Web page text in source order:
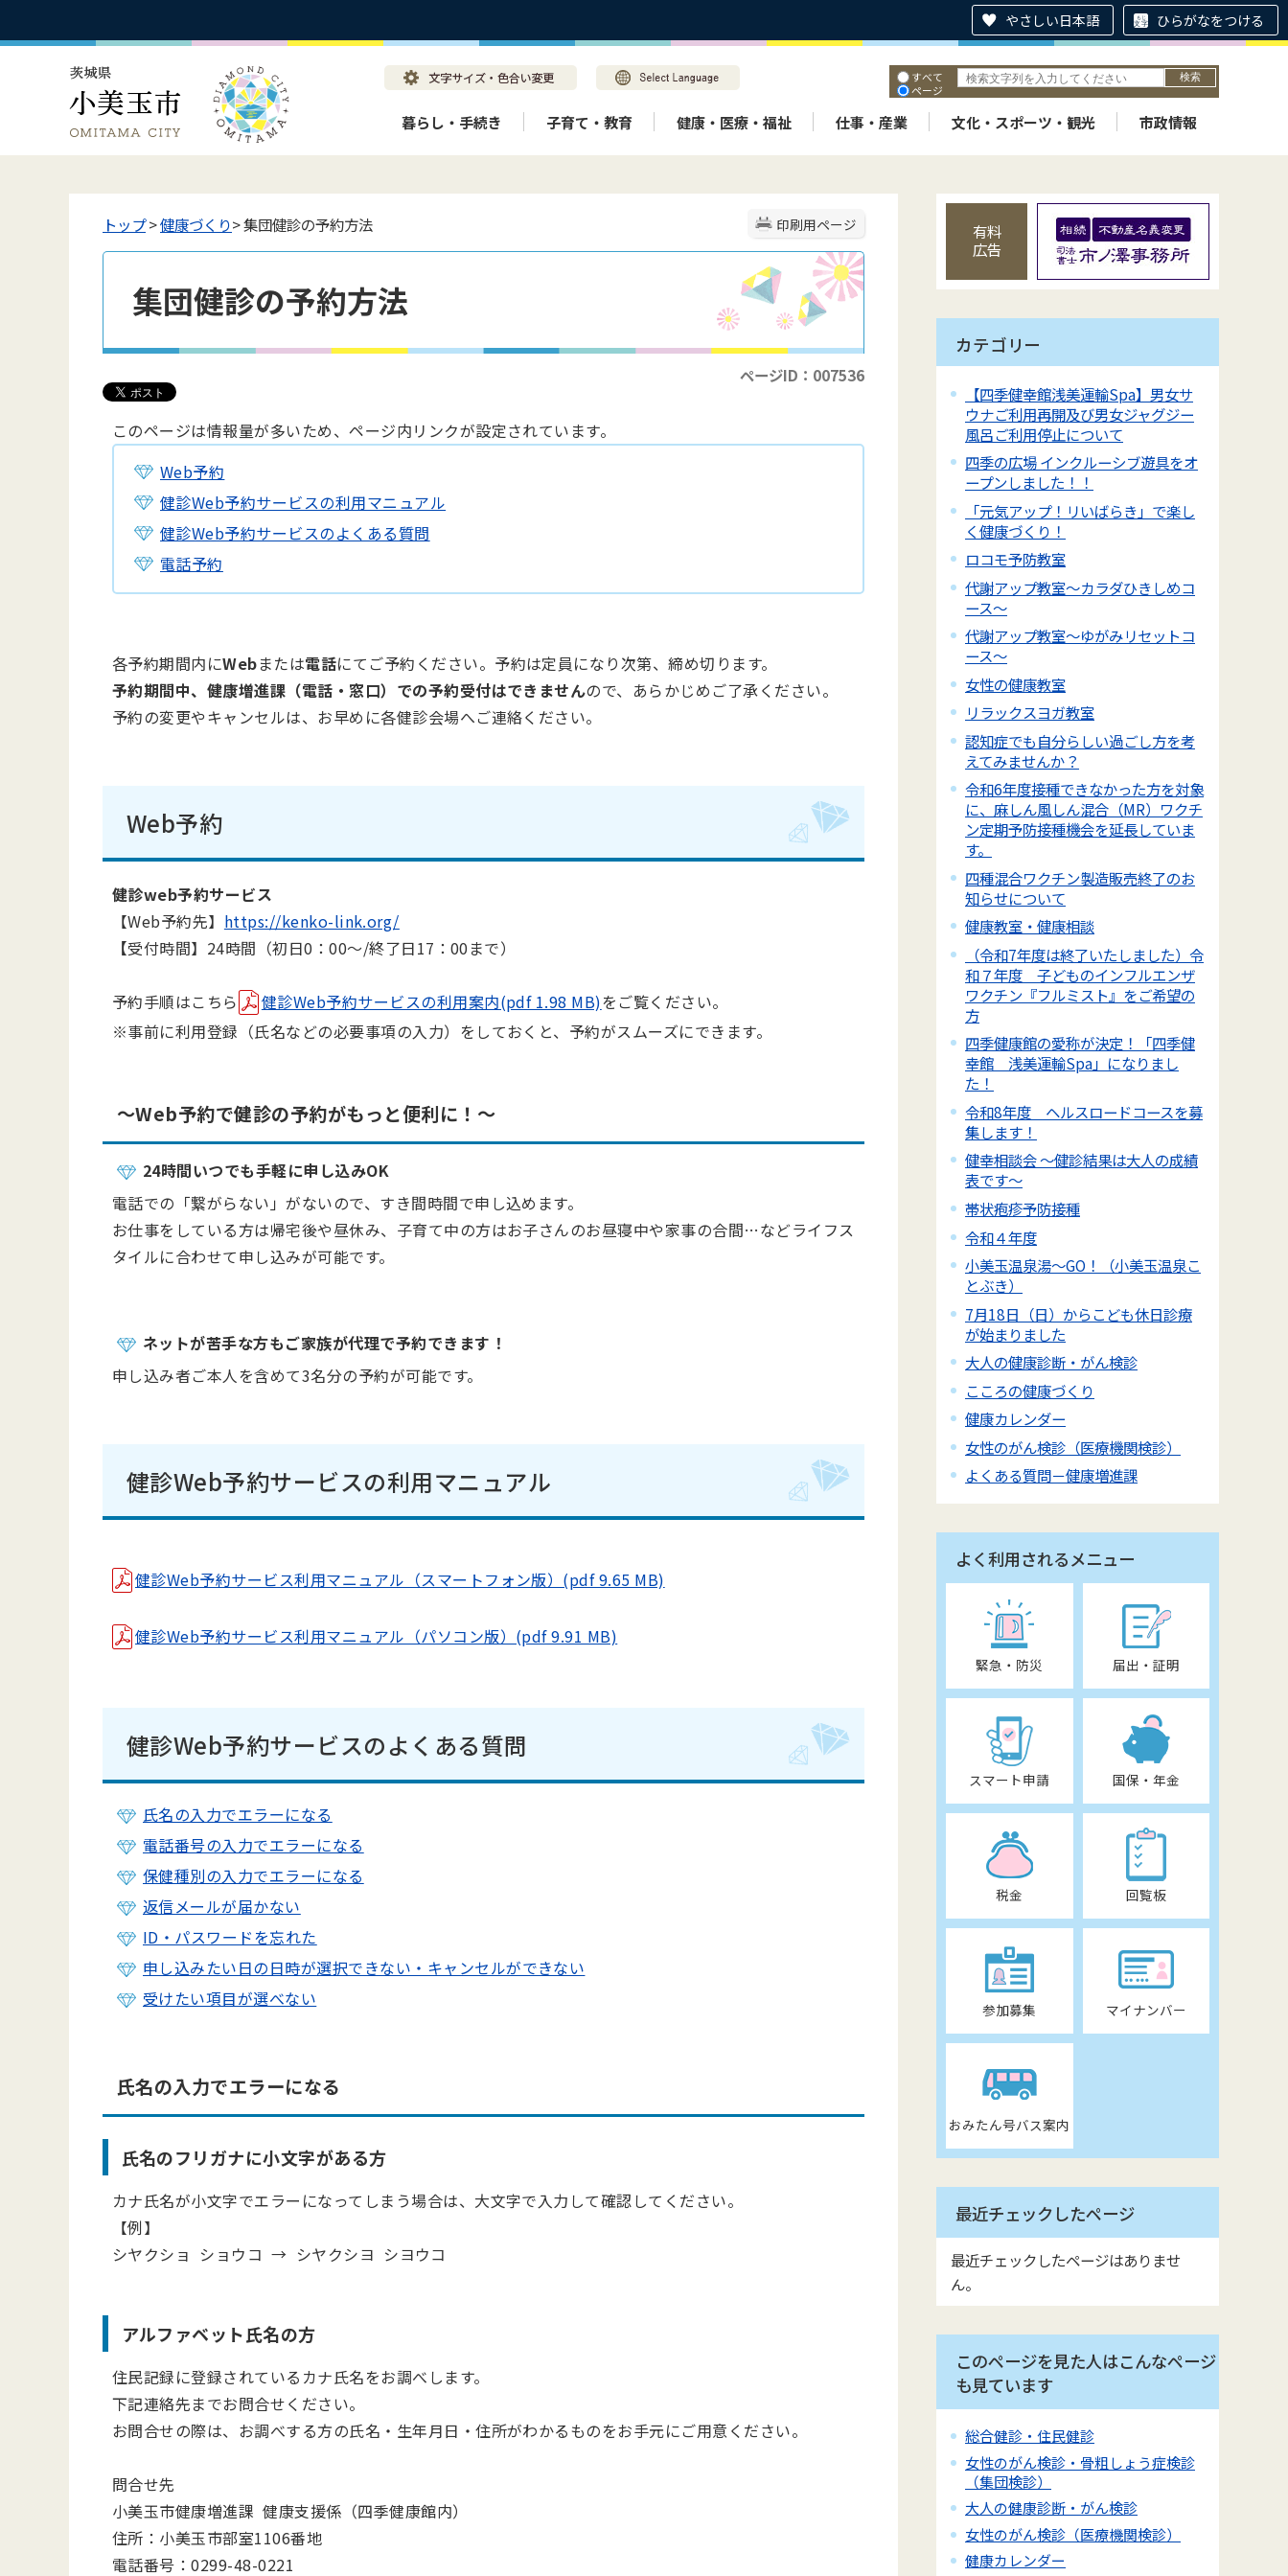
やさしい日本語 ひらがなをつける
すべて
ページ
暮らし・手続き 子育て・教育 健康・医療・福祉 仕事・産業 文化・スポーツ・観光 市政情報
印刷用ページ
トップ>健康づくり> 集団健診の予約方法
集団健診の予約方法
ページID：007536
このページは情報量が多いため、ページ内リンクが設定されています。
Web予約
健診Web予約サービスの利用マニュアル
健診Web予約サービスのよくある質問
電話予約
各予約期間内にWebまたは電話にてご予約ください。予約は定員になり次第、締め切ります。
予約期間中、健康増進課（電話・窓口）での予約受付はできませんので、あらかじめご了承ください。
予約の変更やキャンセルは、お早めに各健診会場へご連絡ください。
Web予約
健診web予約サービス
【Web予約先】 https://kenko-link.org/
【受付時間】24時間（初日0：00～/終了日17：00まで）
予約手順はこちら 健診Web予約サービスの利用案内(pdf 1.98 MB)をご覧ください。
※事前に利用登録（氏名などの必要事項の入力）をしておくと、予約がスムーズにできます。
～Web予約で健診の予約がもっと便利に！～
24時間いつでも手軽に申し込みOK
電話での「繋がらない」がないので、すき間時間で申し込めます。
お仕事をしている方は帰宅後や昼休み、子育て中の方はお子さんのお昼寝中や家事の合間…などライフス
タイルに合わせて申し込みが可能です。
ネットが苦手な方もご家族が代理で予約できます！
申し込み者ご本人を含めて3名分の予約が可能です。
健診Web予約サービスの利用マニュアル
健診Web予約サービス利用マニュアル（スマートフォン版）(pdf 9.65 MB)
健診Web予約サービス利用マニュアル（パソコン版）(pdf 9.91 MB)
健診Web予約サービスのよくある質問
氏名の入力でエラーになる
電話番号の入力でエラーになる
保健種別の入力でエラーになる
返信メールが届かない
ID・パスワードを忘れた
申し込みたい日の日時が選択できない・キャンセルができない
受けたい項目が選べない
氏名の入力でエラーになる
氏名のフリガナに小文字がある方
カナ氏名が小文字でエラーになってしまう場合は、大文字で入力して確認してください。
【例】
シヤクショ ショウコ → シヤクシヨ シヨウコ
アルファベット氏名の方
住民記録に登録されているカナ氏名をお調べします。
下記連絡先までお問合せください。
お問合せの際は、お調べする方の氏名・生年月日・住所がわかるものをお手元にご用意ください。
問合せ先
小美玉市健康増進課 健康支援係（四季健康館内）
住所：小美玉市部室1106番地
電話番号：0299-48-0221
有料
広告
カテゴリー
【四季健幸館浅美運輸Spa】男女サ
ウナご利用再開及び男女ジャグジー
風呂ご利用停止について
四季の広場 インクルーシブ遊具をオ
ープンしました！！
「元気アップ！リいばらき」で楽し
く健康づくり！
ロコモ予防教室
代謝アップ教室～カラダひきしめコ
ース～
代謝アップ教室～ゆがみリセットコ
ース～
女性の健康教室
リラックスヨガ教室
認知症でも自分らしい過ごし方を考
えてみませんか？
令和6年度接種できなかった方を対象
に、麻しん風しん混合（MR）ワクチ
ン定期予防接種機会を延長していま
す。
四種混合ワクチン製造販売終了のお
知らせについて
健康教室・健康相談
（令和7年度は終了いたしました）令
和７年度 子どものインフルエンザ
ワクチン『フルミスト』をご希望の
方
四季健康館の愛称が決定！「四季健
幸館 浅美運輸Spa」になりまし
た！
令和8年度 ヘルスロードコースを募
集します！
健幸相談会 ～健診結果は大人の成績
表です～
帯状疱疹予防接種
令和４年度
小美玉温泉湯～GO！（小美玉温泉こ
とぶき）
7月18日（日）からこども休日診療
が始まりました
大人の健康診断・がん検診
こころの健康づくり
健康カレンダー
女性のがん検診（医療機関検診）
よくある質問－健康増進課
よく利用されるメニュー
緊急・防災 届出・証明
スマート申請 国保・年金
税金 回覧板
参加募集 マイナンバー
おみたん号バス案内
最近チェックしたページ
最近チェックしたページはありませ
ん。
このページを見た人はこんなページ
も見ています
総合健診・住民健診
女性のがん検診・骨粗しょう症検診
（集団検診）
大人の健康診断・がん検診
女性のがん検診（医療機関検診）
健康カレンダー